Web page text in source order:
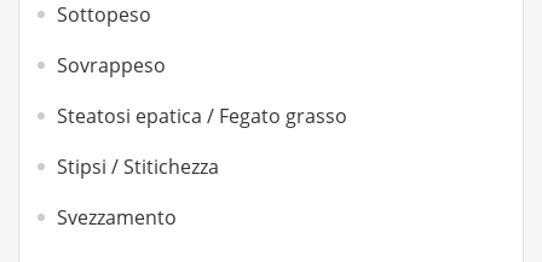
Sottopeso
Sovrappeso
Steatosi epatica / Fegato grasso
Stipsi / Stitichezza
Svezzamento